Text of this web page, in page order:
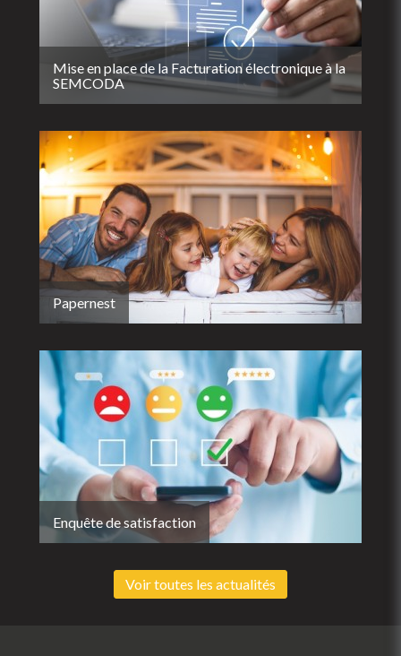
Mise en place de la Facturation électronique à la
SEMCODA
Papernest
Enquête de satisfaction
Voir toutes les actualités